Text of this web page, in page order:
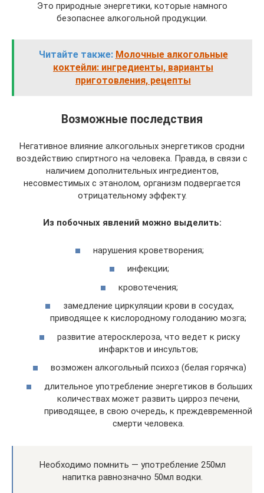
Это природные энергетики, которые намного
безопаснее алкогольной продукции.
Читайте также: Молочные алкогольные
коктейли: ингредиенты, варианты
приготовления, рецепты
Возможные последствия
Негативное влияние алкогольных энергетиков сродни
воздействию спиртного на человека. Правда, в связи с
наличием дополнительных ингредиентов,
несовместимых с этанолом, организм подвергается
отрицательному эффекту.
Из побочных явлений можно выделить:
нарушения кроветворения;
инфекции;
кровотечения;
замедление циркуляции крови в сосудах,
приводящее к кислородному голоданию мозга;
развитие атеросклероза, что ведет к риску
инфарктов и инсультов;
возможен алкогольный психоз (белая горячка)
длительное употребление энергетиков в больших
количествах может развить цирроз печени,
приводящее, в свою очередь, к преждевременной
смерти человека.
Необходимо помнить — употребление 250мл
напитка равнозначно 50мл водки.